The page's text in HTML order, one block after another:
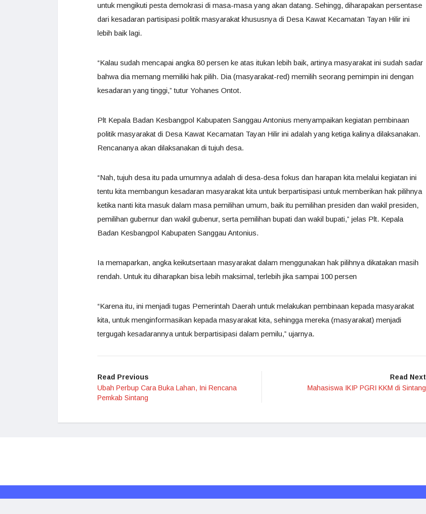
untuk mengikuti pesta demokrasi di masa-masa yang akan datang. Sehingg, diharapakan persentase
dari kesadaran partisipasi politik masyarakat khususnya di Desa Kawat Kecamatan Tayan Hilir ini
lebih baik lagi.
“Kalau sudah mencapai angka 80 persen ke atas itukan lebih baik, artinya masyarakat ini sudah sadar
bahwa dia memang memiliki hak pilih. Dia (masyarakat-red) memilih seorang pemimpin ini dengan
kesadaran yang tinggi,” tutur Yohanes Ontot.
Plt Kepala Badan Kesbangpol Kabupaten Sanggau Antonius menyampaikan kegiatan pembinaan
politik masyarakat di Desa Kawat Kecamatan Tayan Hilir ini adalah yang ketiga kalinya dilaksanakan.
Rencananya akan dilaksanakan di tujuh desa.
“Nah, tujuh desa itu pada umumnya adalah di desa-desa fokus dan harapan kita melalui kegiatan ini
tentu kita membangun kesadaran masyarakat kita untuk berpartisipasi untuk memberikan hak pilihnya
ketika nanti kita masuk dalam masa pemilihan umum, baik itu pemilihan presiden dan wakil presiden,
pemilihan gubernur dan wakil gubenur, serta pemilihan bupati dan wakil bupati,” jelas Plt. Kepala
Badan Kesbangpol Kabupaten Sanggau Antonius.
Ia memaparkan, angka keikutsertaan masyarakat dalam menggunakan hak pilihnya dikatakan masih
rendah. Untuk itu diharapkan bisa lebih maksimal, terlebih jika sampai 100 persen
“Karena itu, ini menjadi tugas Pemerintah Daerah untuk melakukan pembinaan kepada masyarakat
kita, untuk menginformasikan kepada masyarakat kita, sehingga mereka (masyarakat) menjadi
tergugah kesadarannya untuk berpartisipasi dalam pemilu,” ujarnya.
Read Previous
Ubah Perbup Cara Buka Lahan, Ini Rencana
Pemkab Sintang
Read Next
Mahasiswa IKIP PGRI KKM di Sintang